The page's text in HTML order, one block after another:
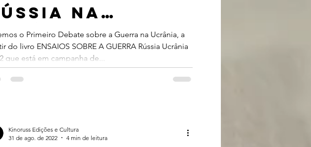
na
em 2022:
leste europeu
transe
o Primeiro Debate sobre a Guerra na Ucrânia, a
do livro ENSAIOS SOBRE A GUERRA Rússia Ucrânia
que está em campanha de...
Kinoruss Edições e Cultura
31 de ago. de 2022
4 min de leitura